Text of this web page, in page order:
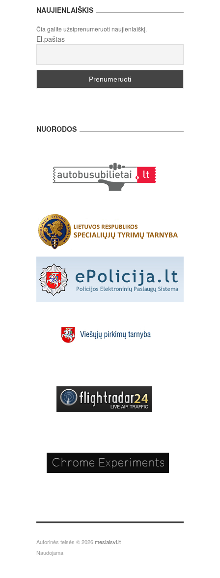
NAUJIENLAIŠKIS
Čia galite užsiprenumeruoti naujienlaiškį.
El.paštas
NUORODOS
Autorinės teisės © 2026meslaisvi.lt
Naudojama